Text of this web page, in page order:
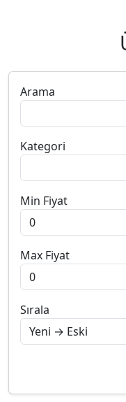
Arama
Kategori
Min Fiyat
Max Fiyat
Sırala